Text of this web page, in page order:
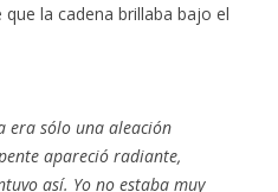
la cadena brillaba bajo el
era sólo una aleación
apareció radiante,
así. Yo no estaba muy